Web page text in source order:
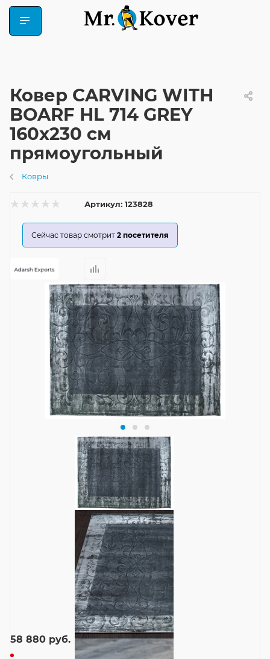
Ковер CARVING WITH
BOARF HL 714 GREY
160x230 см
прямоугольный
Ковры
Артикул: 123828
Сейчас товар смотрит 2 посетителя
58 880 руб.